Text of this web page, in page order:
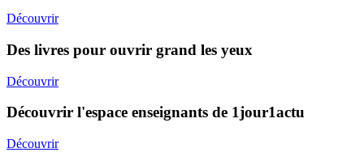
Découvrir
Des livres pour ouvrir grand les yeux
Découvrir
Découvrir l'espace enseignants de 1jour1actu
Découvrir